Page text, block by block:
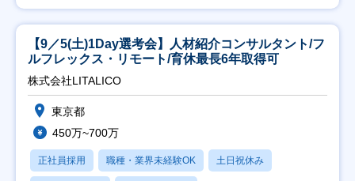
【9／5(土)1Day選考会】人材紹介コンサルタント/フ
ルフレックス・リモート/育休最長6年取得可
株式会社LITALICO
東京都
450万~700万
正社員採用 職種・業界未経験OK 土日祝休み